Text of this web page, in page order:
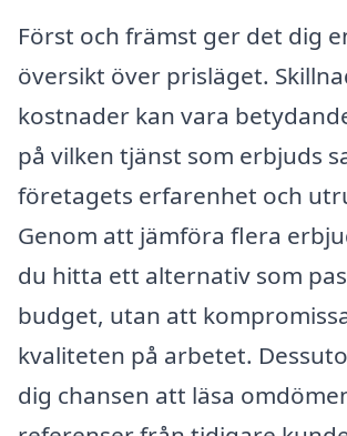
Först och främst ger det dig
översikt över prisläget.
kostnader kan vara
på vilken tjänst som erbjuds
företagets erfarenhet och
Genom att jämföra flera
du hitta ett alternativ som
budget, utan att
kvaliteten på arbetet.
dig chansen att läsa